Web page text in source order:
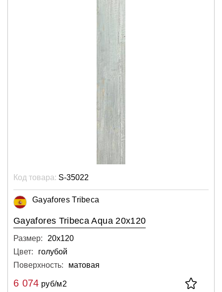
Код товара: S-35022
Gayafores Tribeca
Gayafores Tribeca Aqua 20x120
Размер:
20х120
Цвет:
голубой
Поверхность:
матовая
6 074 руб/м2